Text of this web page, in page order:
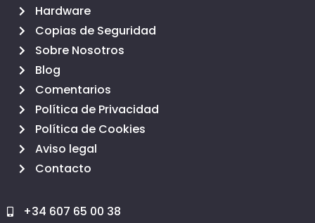
Hardware
Copias de Seguridad
Sobre Nosotros
Blog
Comentarios
Política de Privacidad
Política de Cookies
Aviso legal
Contacto
+34 607 65 00 38